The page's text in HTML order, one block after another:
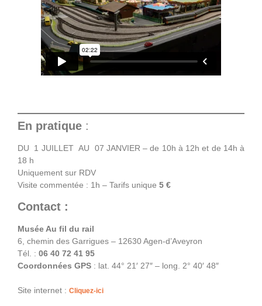
En pratique :
DU 1 JUILLET AU 07 JANVIER – de 10h à 12h et de 14h à
18 h
Uniquement sur RDV
Visite commentée : 1h – Tarifs unique 5 €
Contact :
Musée Au fil du rail
6, chemin des Garrigues – 12630 Agen-d’Aveyron
Tél. : 06 40 72 41 95
Coordonnées GPS : lat. 44° 21′ 27″ – long. 2° 40′ 48″
Site internet : Cliquez-ici